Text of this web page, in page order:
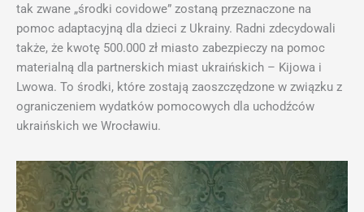
tak zwane „środki covidowe” zostaną przeznaczone na
pomoc adaptacyjną dla dzieci z Ukrainy. Radni zdecydowali
także, że kwotę 500.000 zł miasto zabezpieczy na pomoc
materialną dla partnerskich miast ukraińskich – Kijowa i
Lwowa. To środki, które zostają zaoszczędzone w związku z
ograniczeniem wydatków pomocowych dla uchodźców
ukraińskich we Wrocławiu.